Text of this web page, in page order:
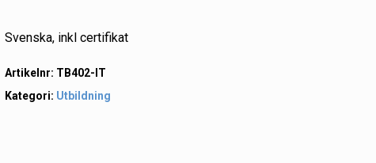
Svenska, inkl certifikat
Artikelnr: TB402-IT
Kategori: Utbildning